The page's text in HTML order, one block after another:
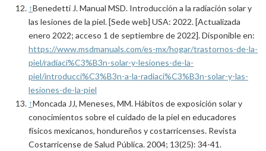
↑Benedetti J. Manual MSD. Introducción a la radiación solar y
las lesiones de la piel. [Sede web] USA: 2022. [Actualizada
enero 2022; acceso 1 de septiembre de 2022]. Disponible en:
https://www.msdmanuals.com/es-mx/hogar/trastornos-de-la-
piel/radiaci%C3%B3n-solar-y-lesiones-de-la-
piel/introducci%C3%B3n-a-la-radiaci%C3%B3n-solar-y-las-
lesiones-de-la-piel
↑Moncada JJ, Meneses, MM. Hábitos de exposición solar y
conocimientos sobre el cuidado de la piel en educadores
físicos mexicanos, hondureños y costarricenses. Revista
Costarricense de Salud Pública. 2004; 13(25): 34-41.